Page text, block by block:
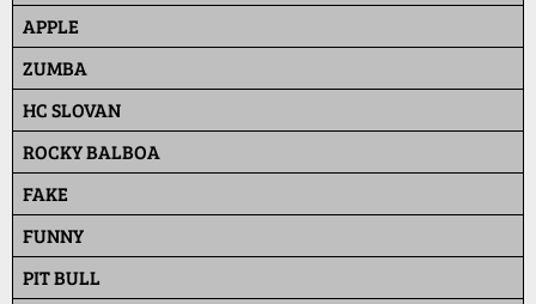
APPLE
ZUMBA
HC SLOVAN
ROCKY BALBOA
FAKE
FUNNY
PIT BULL